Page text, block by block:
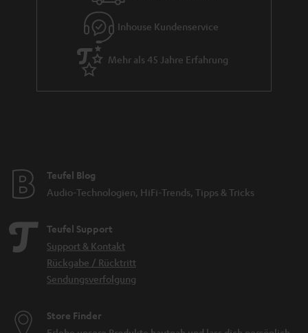
Inhouse Kundenservice
Mehr als 45 Jahre Erfahrung
Teufel Blog
Audio-Technologien, HiFi-Trends, Tipps & Tricks
Teufel Support
Support & Kontakt
Rückgabe / Rücktritt
Sendungsverfolgung
Store Finder